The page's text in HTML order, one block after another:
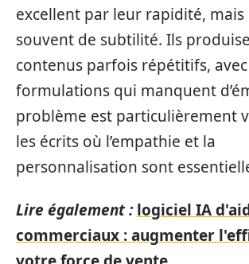
excellent par leur rapidité,
souvent de subtilité. Ils
contenus parfois répétitifs,
formulations qui manquent
problème est particulièrement
les écrits où l’empathie et la
personnalisation sont
Lire également : logiciel IA
commerciaux : augmenter